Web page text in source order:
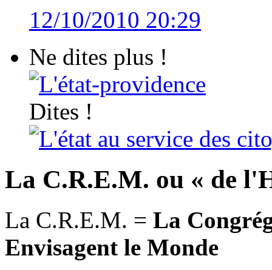
12/10/2010 20:29
Ne dites plus !
L'état-providence
Dites !
L'état au service des
La C.R.E.M. ou « de
La C.R.E.M. = La
Envisagent le Monde